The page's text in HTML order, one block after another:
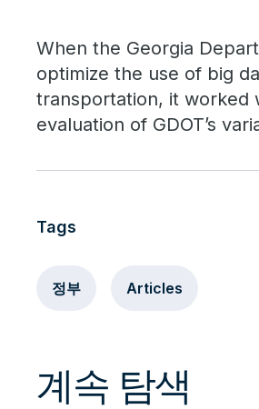
When the Georgia
optimize the use of big
transportation, it worked
evaluation of GDOT’s
Tags
정부 Articles
계속 탐색